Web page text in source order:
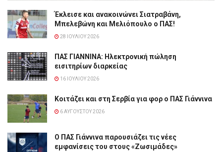
Έκλεισε και ανακοινώνει Σιατραβάνη,
Μπελεβώνη και Μελιόπουλο ο ΠΑΣ!
28 ΙΟΥΛΊΟΥ 2026
ΠΑΣ ΓΙΑΝΝΙΝΑ: Hλεκτρονική πώληση
εισιτηρίων διαρκείας
16 ΙΟΥΛΊΟΥ 2026
Κοιτάζει και στη Σερβία για φορ ο ΠΑΣ Γιάννινα
6 ΑΥΓΟΎΣΤΟΥ 2026
Ο ΠΑΣ Γιάννινα παρουσιάζει τις νέες
εμφανίσεις του στους «Ζωσιμάδες»